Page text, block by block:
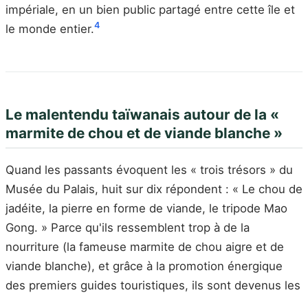
impériale, en un bien public partagé entre cette île et
le monde entier.4
Le malentendu taïwanais autour de la «
marmite de chou et de viande blanche »
Quand les passants évoquent les « trois trésors » du
Musée du Palais, huit sur dix répondent : « Le chou de
jadéite, la pierre en forme de viande, le tripode Mao
Gong. » Parce qu'ils ressemblent trop à de la
nourriture (la fameuse marmite de chou aigre et de
viande blanche), et grâce à la promotion énergique
des premiers guides touristiques, ils sont devenus les